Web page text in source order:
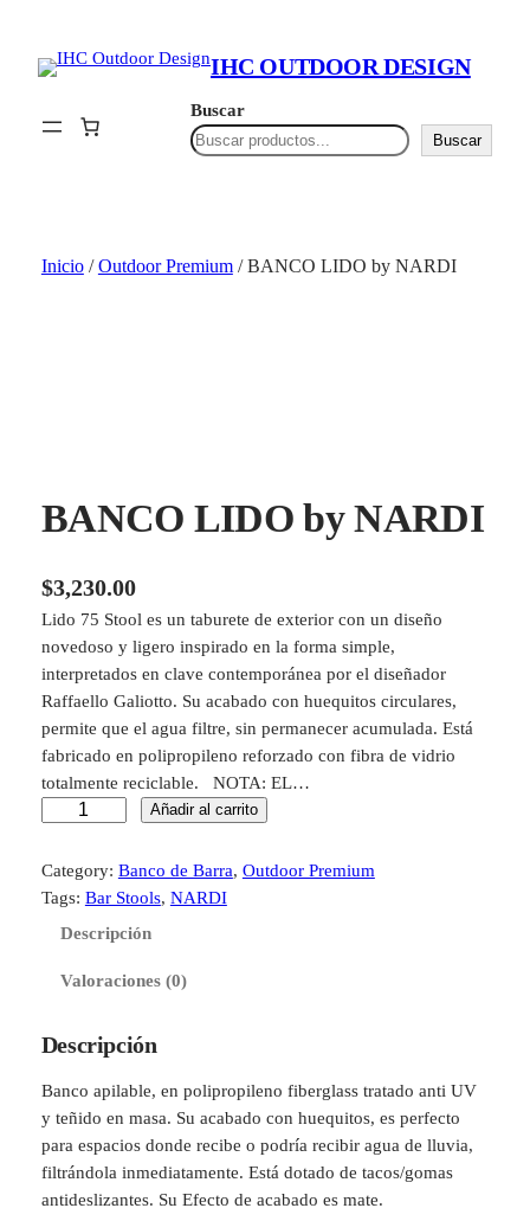
contenido
IHC OUTDOOR DESIGN
Buscar
Buscar
Inicio/Outdoor Premium/ BANCO LIDO by NARDI
BANCO LIDO by NARDI
$3,230.00
Lido 75 Stool es un taburete de exterior con un diseño
novedoso y ligero inspirado en la forma simple,
interpretados en clave contemporánea por el diseñador
Raffaello Galiotto. Su acabado con huequitos circulares,
permite que el agua filtre, sin permanecer acumulada. Está
fabricado en polipropileno reforzado con fibra de vidrio
totalmente reciclable. NOTA: EL…
N
C
b
y
R
Añadir al carrito
Category: Banco de Barra, Outdoor Premium
Tags: Bar Stools, NARDI
Descripción
Valoraciones (0)
Descripción
Banco apilable, en polipropileno fiberglass tratado anti UV
y teñido en masa. Su acabado con huequitos, es perfecto
para espacios donde recibe o podría recibir agua de lluvia,
filtrándola inmediatamente. Está dotado de tacos/gomas
antideslizantes. Su Efecto de acabado es mate.